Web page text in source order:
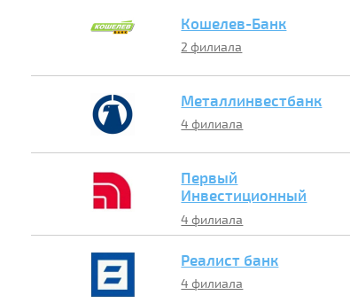
Кошелев-Банк
2 филиала
Металлинвестбанк
4 филиала
Первый
Инвестиционный
Банк
4 филиала
Реалист банк
4 филиала